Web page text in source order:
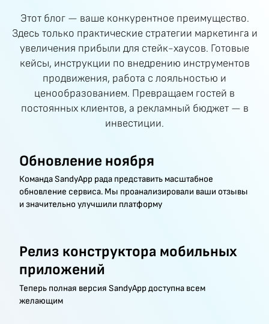
Этот блог — ваше конкурентное преимущество.
Здесь только практические стратегии маркетинга и
увеличения прибыли для стейк-хаусов. Готовые
кейсы, инструкции по внедрению инструментов
продвижения, работа с лояльностью и
ценообразованием. Превращаем гостей в
постоянных клиентов, а рекламный бюджет — в
инвестиции.
Обновление ноября
Команда SandyApp рада представить масштабное
обновление сервиса. Мы проанализировали ваши отзывы
и значительно улучшили платформу
Релиз конструктора мобильных
приложений
Теперь полная версия SandyApp доступна всем
желающим